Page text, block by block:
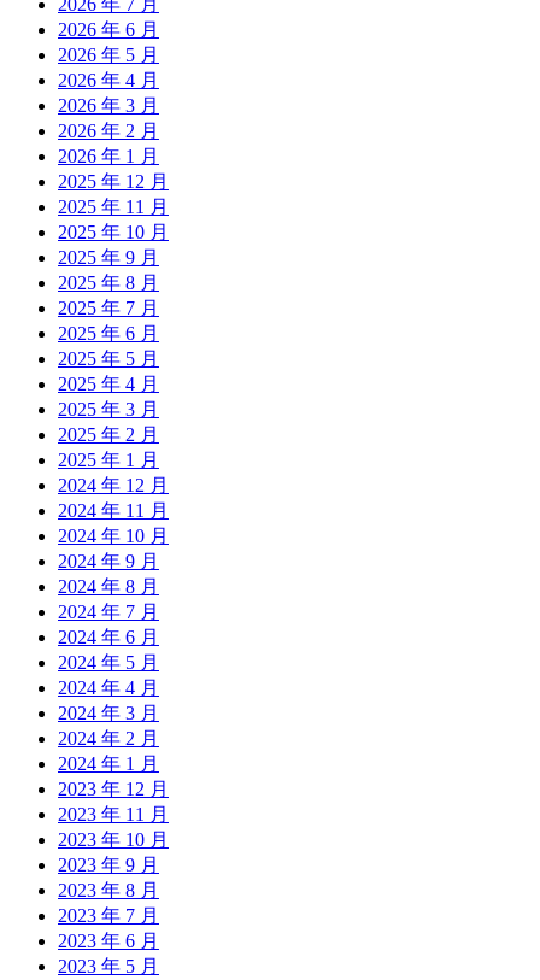
2026 年 7 月
2026 年 6 月
2026 年 5 月
2026 年 4 月
2026 年 3 月
2026 年 2 月
2026 年 1 月
2025 年 12 月
2025 年 11 月
2025 年 10 月
2025 年 9 月
2025 年 8 月
2025 年 7 月
2025 年 6 月
2025 年 5 月
2025 年 4 月
2025 年 3 月
2025 年 2 月
2025 年 1 月
2024 年 12 月
2024 年 11 月
2024 年 10 月
2024 年 9 月
2024 年 8 月
2024 年 7 月
2024 年 6 月
2024 年 5 月
2024 年 4 月
2024 年 3 月
2024 年 2 月
2024 年 1 月
2023 年 12 月
2023 年 11 月
2023 年 10 月
2023 年 9 月
2023 年 8 月
2023 年 7 月
2023 年 6 月
2023 年 5 月